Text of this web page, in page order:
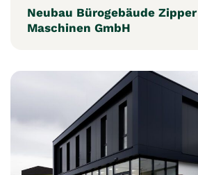
Neubau Bürogebäude Zipper
Maschinen GmbH